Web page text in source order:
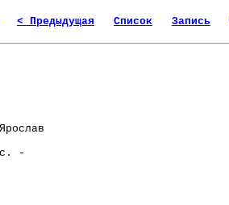
< Предыдущая Список Запись
-